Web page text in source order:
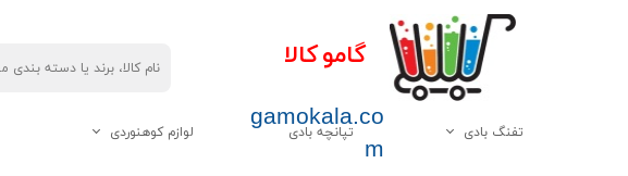
گامو کالا
gamokala.co
m
تفنگ بادی تپانچه بادی لوازم کوهنوردی